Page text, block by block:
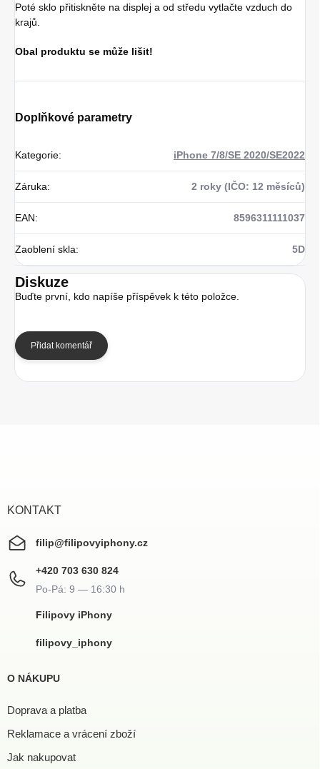
Poté sklo přitiskněte na displej a od středu vytlačte vzduch do
krajů.
Obal produktu se může lišit!
Doplňkové parametry
Kategorie: iPhone 7/8/SE 2020/SE2022
Záruka: 2 roky (IČO: 12 měsíců)
EAN: 8596311111037
Zaoblení skla: 5D
Diskuze
Buďte první, kdo napíše příspěvek k této položce.
Přidat komentář
KONTAKT
filip@filipovyiphony.cz
+420 703 630 824
Filipovy iPhony
filipovy_iphony
O NÁKUPU
Doprava a platba
Reklamace a vrácení zboží
Jak nakupovat